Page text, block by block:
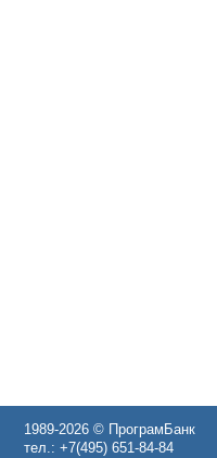
1989-2026 © ПрограмБанк
тел.: +7(495) 651-84-84